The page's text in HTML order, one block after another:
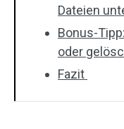
Dateien
Bonus-
oder
Fazit